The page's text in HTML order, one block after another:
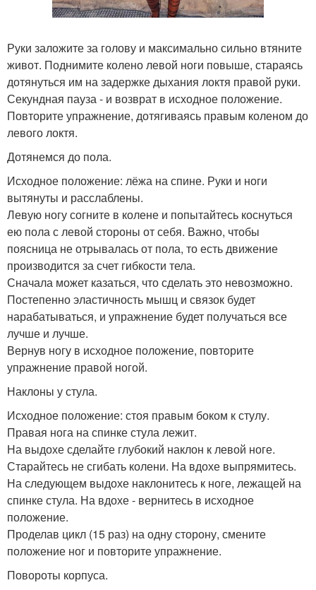
Руки заложите за голову и максимально сильно втяните
живот. Поднимите колено левой ноги повыше, стараясь
дотянуться им на задержке дыхания локтя правой руки.
Секундная пауза - и возврат в исходное положение.
Повторите упражнение, дотягиваясь правым коленом до
левого локтя.
Дотянемся до пола.
Исходное положение: лёжа на спине. Руки и ноги
вытянуты и расслаблены.
Левую ногу согните в колене и попытайтесь коснуться
ею пола с левой стороны от себя. Важно, чтобы
поясница не отрывалась от пола, то есть движение
производится за счет гибкости тела.
Сначала может казаться, что сделать это невозможно.
Постепенно эластичность мышц и связок будет
нарабатываться, и упражнение будет получаться все
лучше и лучше.
Вернув ногу в исходное положение, повторите
упражнение правой ногой.
Наклоны у стула.
Исходное положение: стоя правым боком к стулу.
Правая нога на спинке стула лежит.
На выдохе сделайте глубокий наклон к левой ноге.
Старайтесь не сгибать колени. На вдохе выпрямитесь.
На следующем выдохе наклонитесь к ноге, лежащей на
спинке стула. На вдохе - вернитесь в исходное
положение.
Проделав цикл (15 раз) на одну сторону, смените
положение ног и повторите упражнение.
Повороты корпуса.